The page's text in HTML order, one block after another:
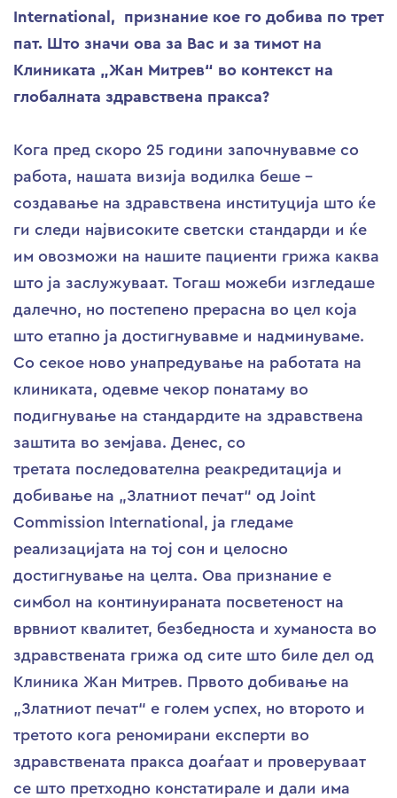
International, признание кое го добива по трет
пат. Што значи ова за Вас и за тимот на
Клиниката „Жан Митрев“ во контекст на
глобалната здравствена пракса?
Кога пред скоро 25 години започнувавме со
работа, нашата визија водилка беше –
создавање на здравствена институција што ќе
ги следи највисоките светски стандарди и ќе
им овозможи на нашите пациенти грижа каква
што ја заслужуваат. Тогаш можеби изгледаше
далечно, но постепено прерасна во цел која
што етапно ја достигнувавме и надминуваме.
Со секое ново унапредување на работата на
клиниката, одевме чекор понатаму во
подигнување на стандардите на здравствена
заштита во земјава. Денес, со
третата последователна реакредитација и
добивање на „Златниот печат“ од Joint
Commission International, ја гледаме
реализацијата на тој сон и целосно
достигнување на целта. Ова признание е
симбол на континуираната посветеност на
врвниот квалитет, безбедноста и хуманоста во
здравствената грижа од сите што биле дел од
Клиника Жан Митрев. Првото добивање на
„Златниот печат“ е голем успех, но второто и
третото кога реномирани експерти во
здравствената пракса доаѓаат и проверуваат
се што претходно констатирале и дали има